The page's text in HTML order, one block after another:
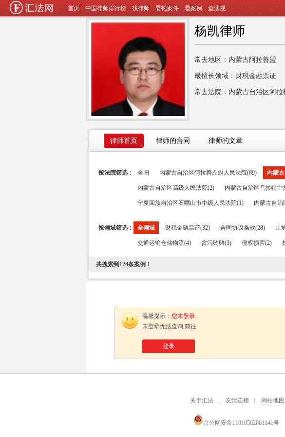
首页 中国律师排行榜 找律师 委托案件 看案例 查法规
杨凯律师
常去地区：内蒙古阿拉善盟
最擅长领域：财税金融票证
常去法院：内蒙古自治区阿
律师首页 律师的合同 律师的文章
按法院筛选： 全国 内蒙古自治区阿拉善左旗人民法院(89) 内蒙
内蒙古自治区高级人民法院(2) 内蒙古自治区乌拉特中
宁夏回族自治区石嘴山市中级人民法院(1) 内蒙古自治
按领域筛选： 全领域 财税金融票证(32) 合同协议条款(28) 土
交通运输仓储物流(4) 贪污贿赂(3) 侵权损害(2)
共搜索到 124条案例！
温馨提示： 您未登录.
未登录无法查询,前往
登录
关于汇法 友情连接 网站地图
京公网安备11010502061141号